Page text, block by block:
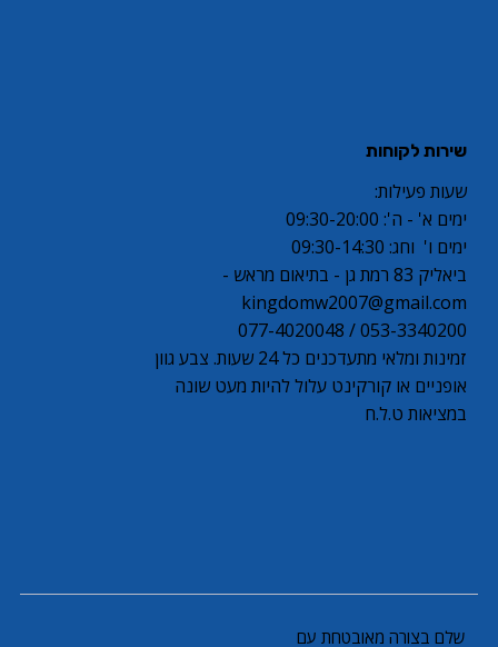
שירות לקוחות
שעות פעילות:
ימים א' - ה': 09:30-20:00
ימים ו' וחג: 09:30-14:30
ביאליק 83 רמת גן - בתיאום מראש -
kingdomw2007@gmail.com
053-3340200 / 077-4020048
זמינות ומלאי מתעדכנים כל 24 שעות. צבע גוון
אופניים או קורקינט עלול להיות מעט שונה
במציאות ט.ל.ח
שלם בצורה מאובטחת עם